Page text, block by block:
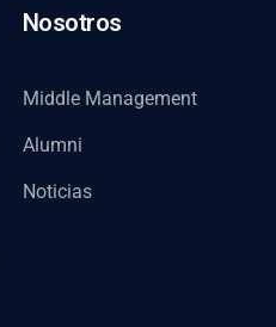
Nosotros
Middle Management
Alumni
Noticias